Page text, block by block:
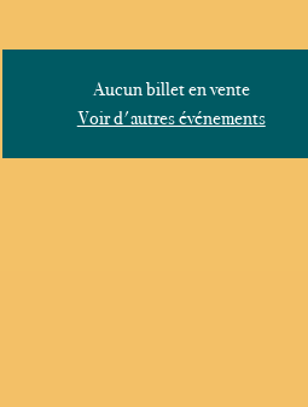
Aucun billet en vente
Voir d'autres événements